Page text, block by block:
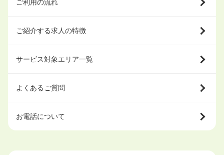
ご利用の流れ
ご紹介する求人の特徴
サービス対象エリア一覧
よくあるご質問
お電話について